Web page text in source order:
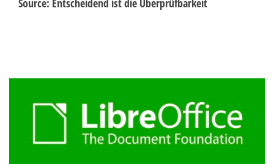
Source: Entscheidend ist die Überprüfbarkeit